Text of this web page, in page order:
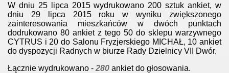
W dniu 25 lipca 2015 wydrukowano 200 sztuk ankiet, w
dniu 29 lipca 2015 roku w wyniku zwiększonego
zainteresowania mieszkańców w dwóch punktach
dodrukowano 80 ankiet z tego 50 do sklepu warzywnego
CYTRUS i 20 do Salonu Fryzjerskiego MICHAŁ, 10 ankiet
do dyspozycji Radnych w biurze Rady Dzielnicy VII Dwór.
Łącznie wydrukowano - 280 ankiet do głosowania.